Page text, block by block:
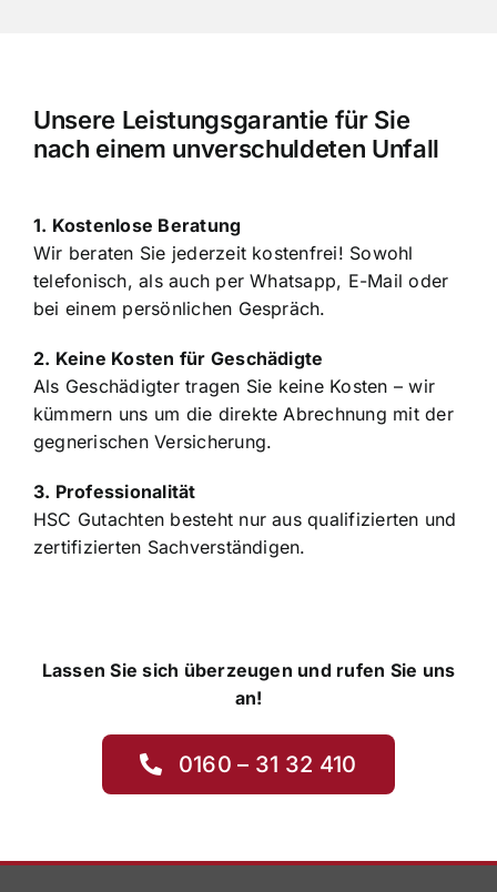
Unsere Leistungsgarantie für Sie
1. Kostenlose Beratung
Wir beraten Sie jederzeit kostenfrei! Sowohl
telefonisch, als auch per Whatsapp, E-Mail oder
bei einem persönlichen Gespräch.
2. Keine Kosten für Geschädigte
Als Geschädigter tragen Sie keine Kosten – wir
kümmern uns um die direkte Abrechnung mit der
gegnerischen Versicherung.
3. Professionalität
HSC Gutachten besteht nur aus qualifizierten und
Lassen Sie sich überzeugen und rufen Sie uns
an!